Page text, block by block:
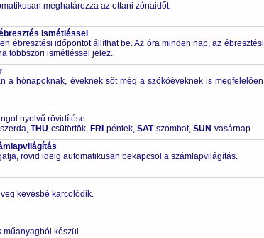
meghatározza az ottani zónaidőt.
ismétléssel
ébresztési időpontot állíthat be. Az óra minden nap, az ébresztési
többszöri ismétléssel jelez.
a hónapoknak, éveknek sőt még a szökőéveknek is megfelelően
nyelvű rövidítése.
THU-csütörtök, FRI -péntek, SAT-szombat, SUN-vasárnap
rövid ideig automatikusan bekapcsol a számlapvilágítás.
kevésbé karcolódik.
műanyagból készül.